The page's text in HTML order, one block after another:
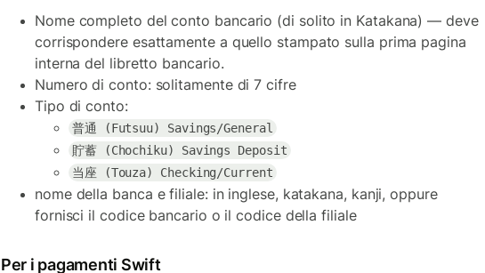
Nome completo del conto bancario (di solito in Katakana) — deve
corrispondere esattamente a quello stampato sulla prima pagina
interna del libretto bancario.
Numero di conto: solitamente di 7 cifre
Tipo di conto:
普通 (Futsuu) Savings/General
貯蓄 (Chochiku) Savings Deposit
当座 (Touza) Checking/Current
nome della banca e filiale: in inglese, katakana, kanji, oppure
fornisci il codice bancario o il codice della filiale
Per i pagamenti Swift